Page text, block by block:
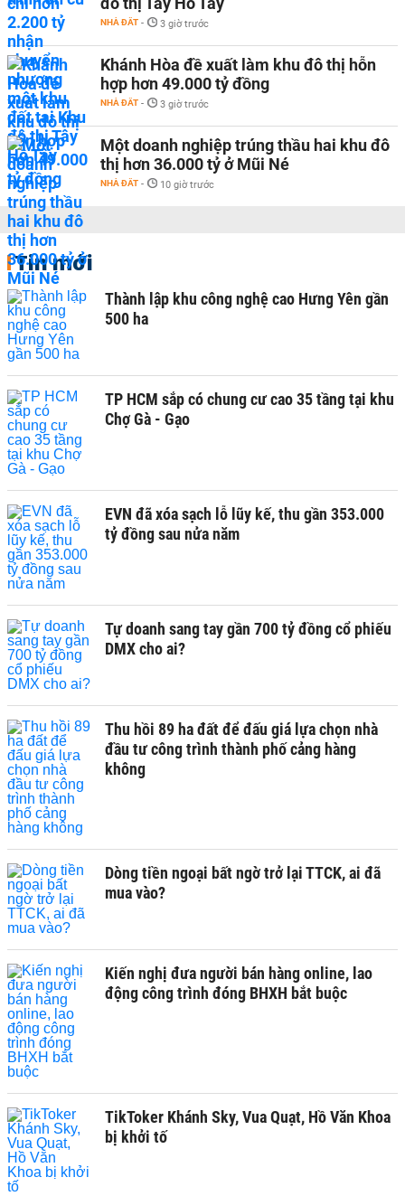
NHÀ ĐẤT - 3 giờ trước
Khánh Hòa đề xuất làm khu đô thị hỗn
hợp hơn 49.000 tỷ đồng
NHÀ ĐẤT - 3 giờ trước
Một doanh nghiệp trúng thầu hai khu đô
thị hơn 36.000 tỷ ở Mũi Né
NHÀ ĐẤT - 10 giờ trước
Tin mới
Thành lập khu công nghệ cao Hưng Yên gần
500 ha
TP HCM sắp có chung cư cao 35 tầng tại khu
Chợ Gà - Gạo
EVN đã xóa sạch lỗ lũy kế, thu gần 353.000
tỷ đồng sau nửa năm
Tự doanh sang tay gần 700 tỷ đồng cổ phiếu
DMX cho ai?
Thu hồi 89 ha đất để đấu giá lựa chọn nhà
đầu tư công trình thành phố cảng hàng
không
Dòng tiền ngoại bất ngờ trở lại TTCK, ai đã
mua vào?
Kiến nghị đưa người bán hàng online, lao
động công trình đóng BHXH bắt buộc
TikToker Khánh Sky, Vua Quạt, Hồ Văn Khoa
bị khởi tố